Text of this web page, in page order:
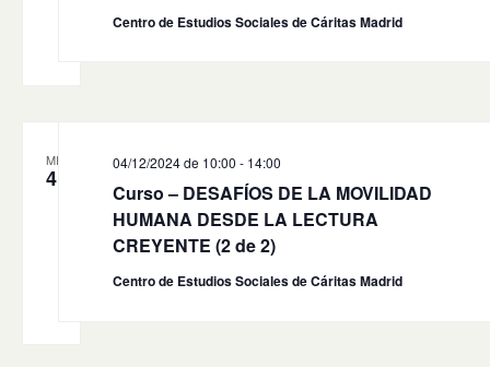
Centro de Estudios Sociales de Cáritas Madrid
MIÉ
4
Curso – DESAFÍOS DE LA MOVILIDAD
HUMANA DESDE LA LECTURA
CREYENTE (2 de 2)
04/12/2024 de 10:00 - 14:00
Centro de Estudios Sociales de Cáritas Madrid